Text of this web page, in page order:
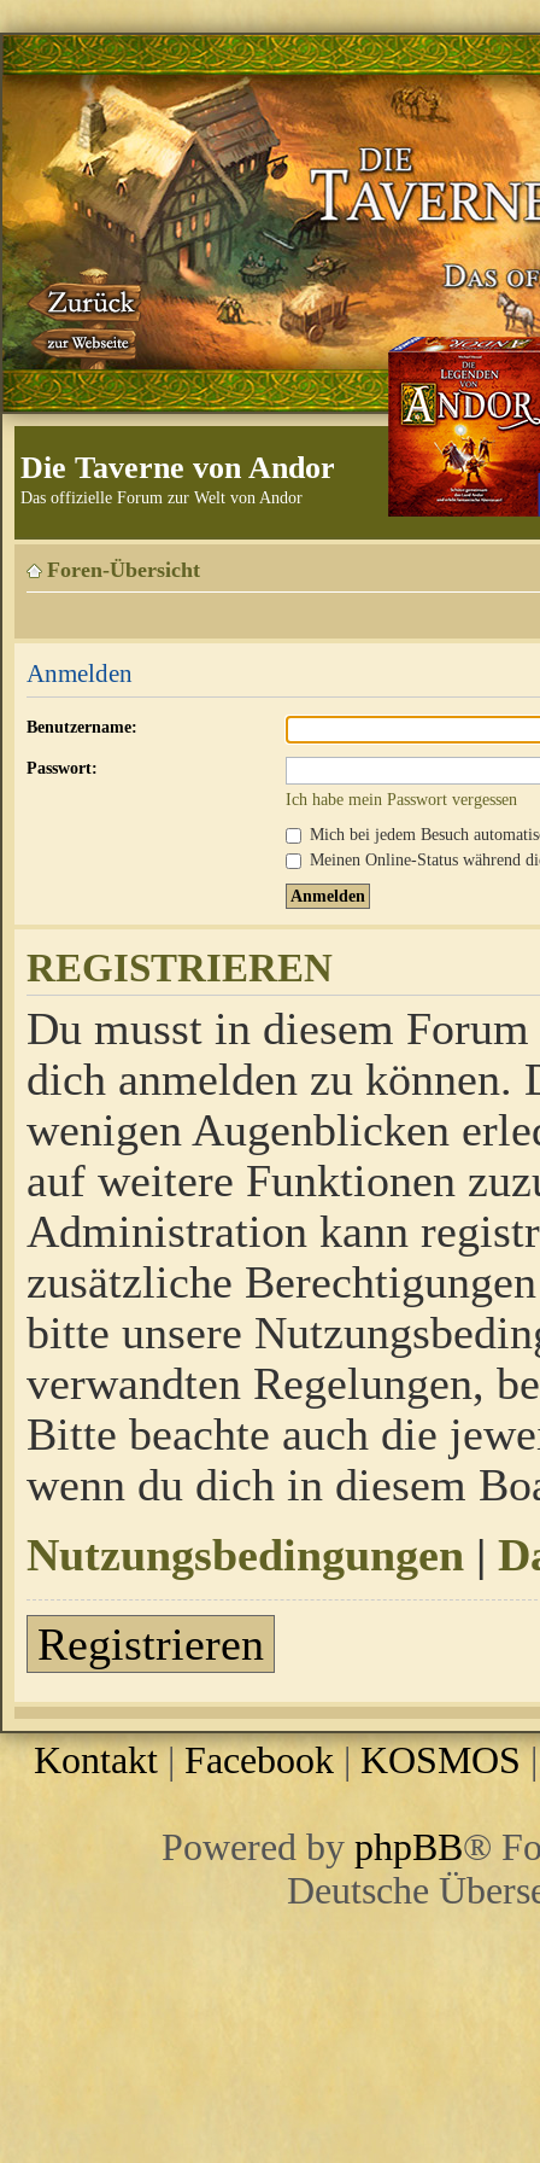
Die Taverne von Andor
Das offizielle Forum zur Welt von Andor
Foren-Übersicht
Anmelden
Benutzername:
Passwort:
Ich habe mein Passwort vergessen
Mich bei jedem Besuch
Meinen Online-Status während
REGISTRIEREN
Du musst in diesem
dich anmelden zu
wenigen Augenblicken
auf weitere Funktionen
Administration kann
zusätzliche
bitte unsere
verwandten Regelungen,
Bitte beachte auch die
wenn du dich in diesem
Nutzungsbedingungen |
Registrieren
Kontakt | Facebook |KOSMOS
Powered by phpBB®
Deutsche